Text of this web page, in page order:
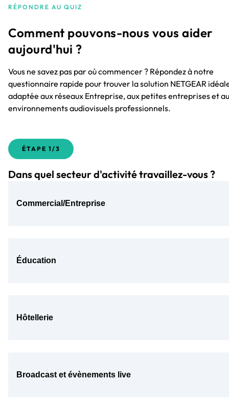
RÉPONDRE AU QUIZ
Comment pouvons-nous vous aider
aujourd'hui ?
Vous ne savez pas par où commencer ? Répondez à notre
questionnaire rapide pour trouver la solution NETGEAR
adaptée aux réseaux Entreprise, aux petites entreprises et
environnements audiovisuels professionnels.
ÉTAPE 1/3
Dans quel secteur d'activité travaillez-vous ?
Commercial/Entreprise
Éducation
Hôtellerie
Broadcast et évènements live